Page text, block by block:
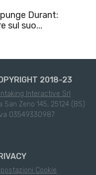
Durant:
sul suo...
2018-23
Interactive Srl
San Zeno 145, 25124 (BS)
03549330987
Cookie